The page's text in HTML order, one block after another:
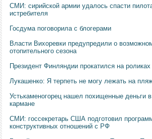
СМИ: сирийской армии удалось спасти
истребителя
Госдума поговорила с блогерами
Власти Вихоревки предупредили о
отопительного сезона
Президент Финляндии прокатился на
Лукашенко: Я терпеть не могу лежать на
Устькаменогорец нашел похищенные деньги
кармане
СМИ: госсекретарь США подготовил
конструктивных отношений с РФ